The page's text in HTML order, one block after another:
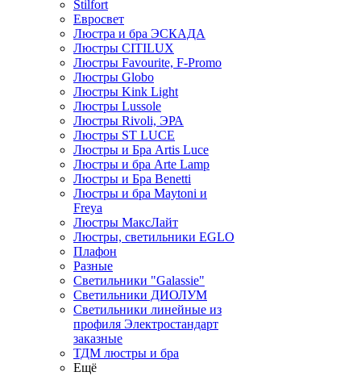
Stilfort
Евросвет
Люстра и бра ЭСКАДА
Люстры CITILUX
Люстры Favourite, F-Promo
Люстры Globo
Люстры Kink Light
Люстры Lussole
Люстры Rivoli, ЭРА
Люстры ST LUCE
Люстры и Бра Artis Luce
Люстры и бра Arte Lamp
Люстры и Бра Benetti
Люстры и бра Maytoni и
Freya
Люстры МаксЛайт
Люстры, светильники EGLO
Плафон
Разные
Светильники "Galassie"
Светильники ДИОЛУМ
Светильники линейные из
профиля Электростандарт
заказные
ТДМ люстры и бра
Ещё